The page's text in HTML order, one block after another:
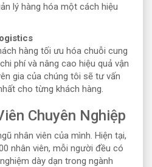
lý hàng hóa một cách hiệu
hàng tối ưu hóa chuỗi cung
phí và nâng cao hiệu quả vận
gia của chúng tôi sẽ tư vấn
cho từng khách hàng.
Chuyên Nghiệp
nhân viên của mình. Hiện tại,
nhân viên, mỗi người đều có
dày dạn trong ngành